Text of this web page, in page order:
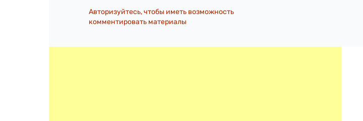
Авторизуйтесь, чтобы иметь возможность
комментировать материалы